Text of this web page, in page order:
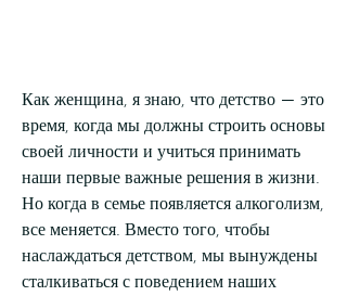
Как женщина, я знаю, что детство — это
время, когда мы должны строить основы
своей личности и учиться принимать
наши первые важные решения в жизни.
Но когда в семье появляется алкоголизм,
все меняется. Вместо того, чтобы
наслаждаться детством, мы вынуждены
сталкиваться с поведением наших